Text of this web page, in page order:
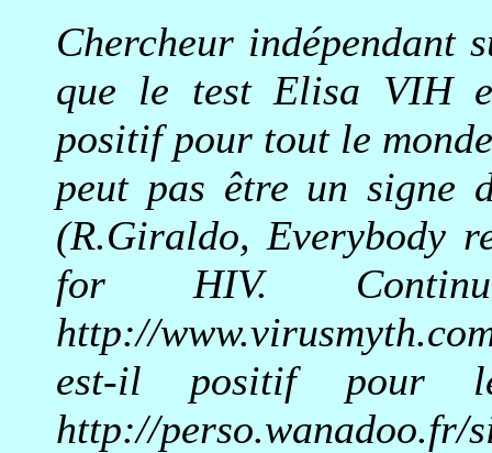
Chercheur
que le test Elisa VIH
positif pour tout le
peut pas être un signe
(R.Giraldo, Everybody
for HIV.
http://
est-il positif
http://perso.wanadoo.fr/